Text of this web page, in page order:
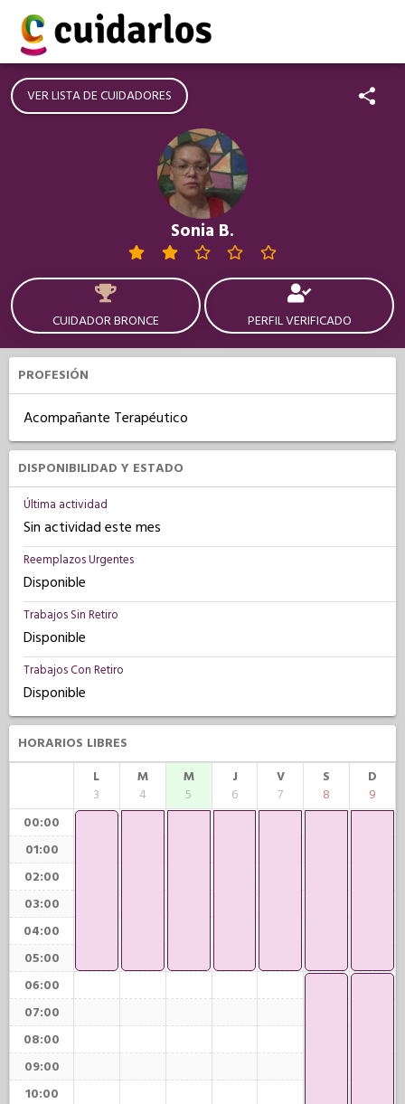
VER LISTA DE CUIDADORES
Sonia B.
CUIDADOR BRONCE PERFIL VERIFICADO
PROFESIÓN
Acompañante Terapéutico
DISPONIBILIDAD Y ESTADO
Última actividad
Sin actividad este mes
Reemplazos Urgentes
Disponible
Trabajos Sin Retiro
Disponible
Trabajos Con Retiro
Disponible
HORARIOS LIBRES
L
3
M
4
M
5
J
6
V
7
S
8
D
9
00:00
01:00
02:00
03:00
04:00
05:00
06:00
07:00
08:00
09:00
10:00